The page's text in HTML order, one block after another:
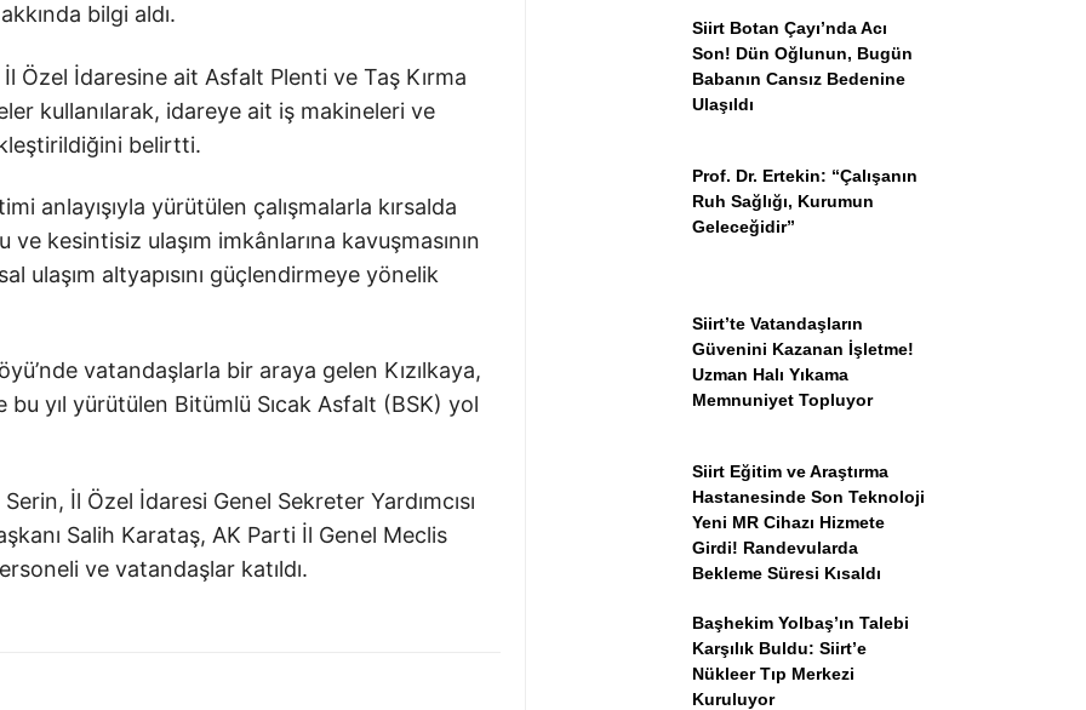
bilgi aldı.
İl Özel İdaresine ait Asfalt Plenti ve Taş Kırma
kullanılarak, idareye ait iş makineleri ve
belirtti.
anlayışıyla yürütülen çalışmalarla kırsalda
kesintisiz ulaşım imkânlarına kavuşmasının
ulaşım altyapısını güçlendirmeye yönelik
vatandaşlarla bir araya gelen Kızılkaya,
yıl yürütülen Bitümlü Sıcak Asfalt (BSK) yol
İl Özel İdaresi Genel Sekreter Yardımcısı
Salih Karataş, AK Parti İl Genel Meclis
ve vatandaşlar katıldı.
Siirt Botan Çayı’nda Acı
Son! Dün Oğlunun, Bugün
Babanın Cansız Bedenine
Ulaşıldı
Prof. Dr. Ertekin: “Çalışanın
Ruh Sağlığı, Kurumun
Geleceğidir”
Siirt’te Vatandaşların
Güvenini Kazanan İşletme!
Uzman Halı Yıkama
Memnuniyet Topluyor
Siirt Eğitim ve Araştırma
Hastanesinde Son Teknoloji
Yeni MR Cihazı Hizmete
Girdi! Randevularda
Bekleme Süresi Kısaldı
Başhekim Yolbaş’ın Talebi
Karşılık Buldu: Siirt’e
Nükleer Tıp Merkezi
Kuruluyor